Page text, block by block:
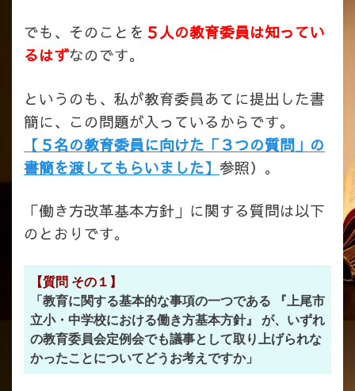
でも、そのことを ５人の教育委員は知ってい
るはずなのです。
というのも、私が教育委員あてに提出した書
簡に、この問題が入っているからです。
【５名の教育委員に向けた「３つの質問」の
書簡を渡してもらいました】 参照）。
「働き方改革基本方針」に関する質問は以下
のとおりです。
【質問 その１】
「教育に関する基本的な事項の一つである 『上尾市
立小・中学校における働き方基本方針』 が、いずれ
の教育委員会定例会でも議事として取り上げられな
かったことについてどうお考えですか」